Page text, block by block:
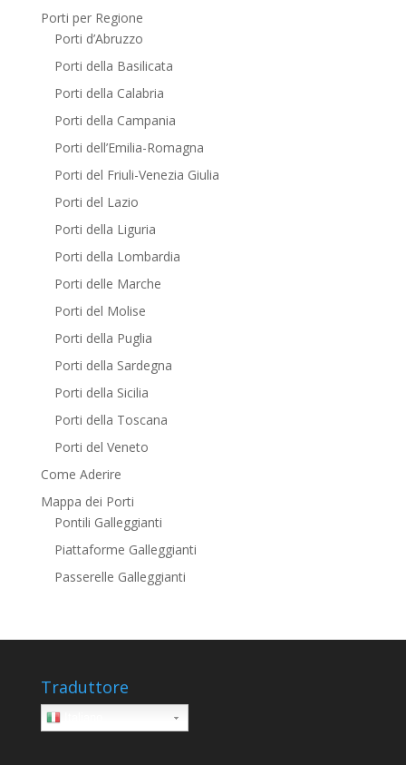
Porti per Regione
Porti d’Abruzzo
Porti della Basilicata
Porti della Calabria
Porti della Campania
Porti dell’Emilia-Romagna
Porti del Friuli-Venezia Giulia
Porti del Lazio
Porti della Liguria
Porti della Lombardia
Porti delle Marche
Porti del Molise
Porti della Puglia
Porti della Sardegna
Porti della Sicilia
Porti della Toscana
Porti del Veneto
Come Aderire
Mappa dei Porti
Pontili Galleggianti
Piattaforme Galleggianti
Passerelle Galleggianti
Traduttore